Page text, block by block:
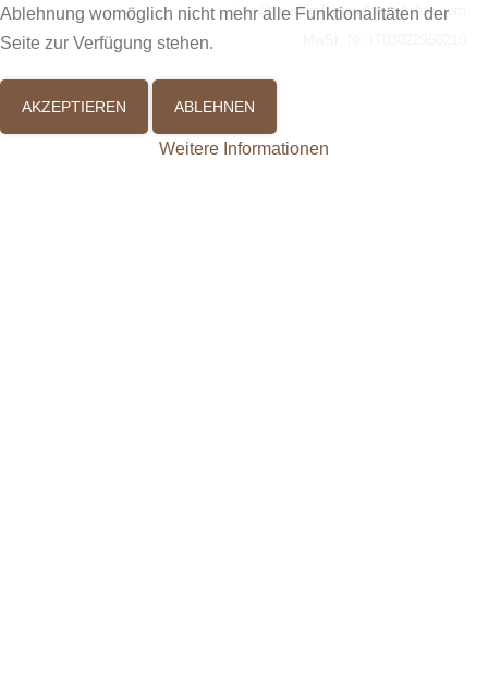
info@suedtiroler-landhausdielen.com
Ablehnung womöglich nicht mehr alle Funktionalitäten der
Seite zur Verfügung stehen.
AKZEPTIEREN ABLEHNEN
Weitere Informationen